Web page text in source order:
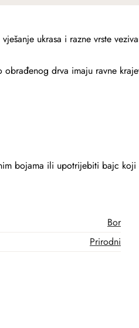
ukrasa i razne vrste
drva imaju ravne
bojama ili upotrijebiti bajc koji
Bor
Prirodni